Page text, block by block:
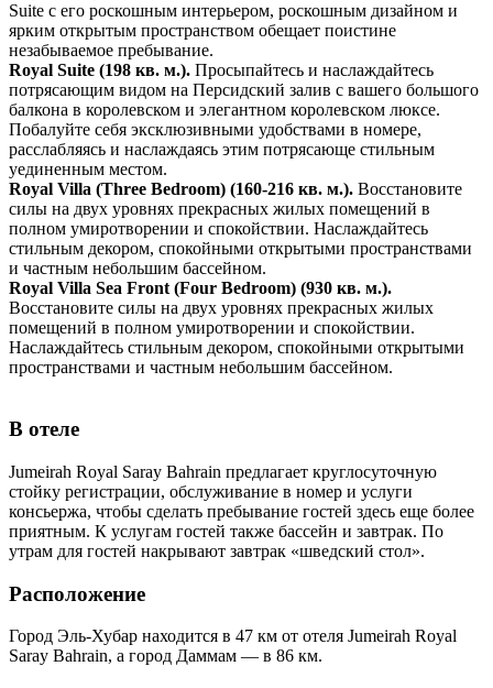
Suite с его роскошным интерьером, роскошным дизайном и
ярким открытым пространством обещает поистине
незабываемое пребывание.‍
Royal Suite (198 кв. м.). Просыпайтесь и наслаждайтесь
потрясающим видом на Персидский залив с вашего большого
балкона в королевском и элегантном королевском люксе.
Побалуйте себя эксклюзивными удобствами в номере,
расслабляясь и наслаждаясь этим потрясающе стильным
уединенным местом.
Royal Villa (Three Bedroom) (160-216 кв. м.). Восстановите
силы на двух уровнях прекрасных жилых помещений в
полном умиротворении и спокойствии. Наслаждайтесь
стильным декором, спокойными открытыми пространствами
и частным небольшим бассейном.
Royal Villa Sea Front (Four Bedroom) (930 кв. м.).
Восстановите силы на двух уровнях прекрасных жилых
помещений в полном умиротворении и спокойствии.
Наслаждайтесь стильным декором, спокойными открытыми
пространствами и частным небольшим бассейном.
В отеле
Jumeirah Royal Saray Bahrain предлагает круглосуточную
стойку регистрации, обслуживание в номер и услуги
консьержа, чтобы сделать пребывание гостей здесь еще более
приятным. К услугам гостей также бассейн и завтрак. По
утрам для гостей накрывают завтрак «шведский стол».
Расположение
Город Эль-Хубар находится в 47 км от отеля Jumeirah Royal
Saray Bahrain, а город Даммам — в 86 км.